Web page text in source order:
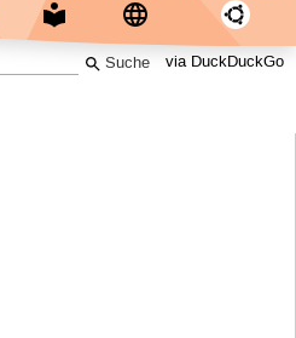
via DuckDuckGo